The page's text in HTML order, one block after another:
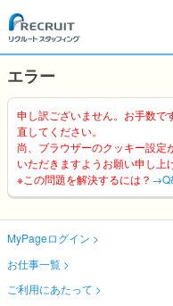
エラー
申し訳ございません。お手数で
直してください。
尚、ブラウザーのクッキー設定
いただきますようお願い申し上
※この問題を解決するには？
MyPageログイン
お仕事一覧
ご利用にあたって